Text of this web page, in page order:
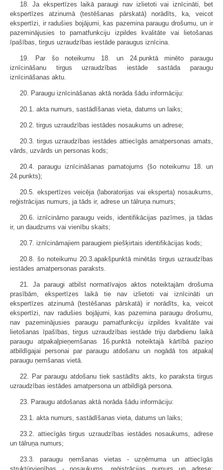
18. Ja ekspertīzes laikā paraugi nav izlietoti vai iznīcināti, bet
ekspertīzes atzinumā (testēšanas pārskatā) norādīts, ka, veicot
ekspertīzi, ir radušies bojājumi, kas pazemina paraugu drošumu, un ir
pazeminājusies to pamatfunkciju izpildes kvalitāte vai lietošanas
īpašības, tirgus uzraudzības iestāde paraugus iznīcina.
19. Par šo noteikumu 18. un 24.punktā minēto paraugu
iznīcināšanu tirgus uzraudzības iestāde sastāda paraugu
iznīcināšanas aktu.
20. Paraugu iznīcināšanas aktā norāda šādu informāciju:
20.1. akta numurs, sastādīšanas vieta, datums un laiks;
20.2. tirgus uzraudzības iestādes nosaukums un adrese;
20.3. tirgus uzraudzības iestādes attiecīgās amatpersonas amats,
vārds, uzvārds un personas kods;
20.4. paraugu iznīcināšanas pamatojums (šo noteikumu 18. un
24.punkts);
20.5. ekspertīzes veicēja (laboratorijas vai eksperta) nosaukums,
reģistrācijas numurs, ja tāds ir, adrese un tālruņa numurs;
20.6. iznīcināmo paraugu veids, identifikācijas pazīmes, ja tādas
ir, un daudzums vai vienību skaits;
20.7. iznīcināmajiem paraugiem piešķirtais identifikācijas kods;
20.8. šo noteikumu 20.3.apakšpunktā minētās tirgus uzraudzības
iestādes amatpersonas paraksts.
21. Ja paraugi atbilst normatīvajos aktos noteiktajām drošuma
prasībām, ekspertīzes laikā tie nav izlietoti vai iznīcināti un
ekspertīzes atzinumā (testēšanas pārskatā) ir norādīts, ka, veicot
ekspertīzi, nav radušies bojājumi, kas pazemina paraugu drošumu,
nav pazeminājusies paraugu pamatfunkciju izpildes kvalitāte vai
lietošanas īpašības, tirgus uzraudzības iestāde triju darbdienu laikā
paraugu atpakaļpieņemšanas 16.punktā noteiktajā kārtībā paziņo
atbildīgajai personai par paraugu atdošanu un nogādā tos atpakaļ
paraugu ņemšanas vietā.
22. Par paraugu atdošanu tiek sastādīts akts, ko paraksta tirgus
uzraudzības iestādes amatpersona un atbildīgā persona.
23. Paraugu atdošanas aktā norāda šādu informāciju:
23.1. akta numurs, sastādīšanas vieta, datums un laiks;
23.2. attiecīgās tirgus uzraudzības iestādes nosaukums, adrese
un tālruņa numurs;
23.3. paraugu ņemšanas vietas - uzņēmuma un attiecīgās